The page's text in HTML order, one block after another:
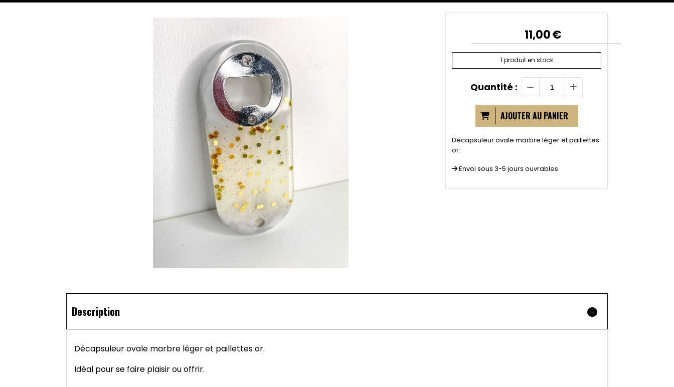
11,00€
1 produit en stock
Quantité :
AJOUTER AU PANIER
Décapsuleur ovale marbre léger et paillettes
or.
Envoi sous 3-5 jours ouvrables
Description
Décapsuleur ovale marbre léger et paillettes or.
Idéal pour se faire plaisir ou offrir.